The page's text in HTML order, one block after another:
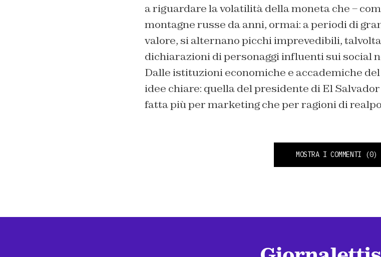
a riguardare la volatilità della moneta che –
montagne russe da anni, ormai: a periodi di
valore, si alternano picchi imprevedibili,
dichiarazioni di personaggi influenti sui social
Dalle istituzioni economiche e accademiche
idee chiare: quella del presidente di El
fatta più per marketing che per ragioni di
MOSTRA I COMMENTI (0)